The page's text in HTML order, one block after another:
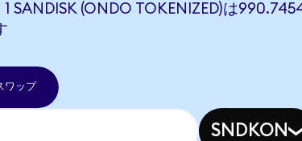
SANDISK (ONDO TOKENIZED)は
ワップ
SNDKON